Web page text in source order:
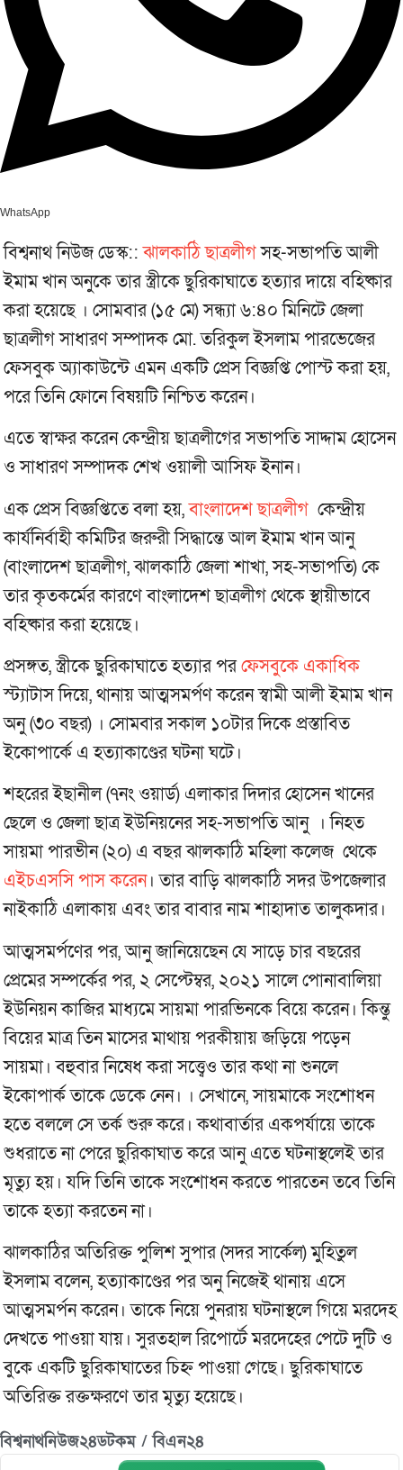
WhatsApp
বিশ্বনাথ নিউজ ডেস্ক::ঝালকাঠি ছাত্রলীগসহ-সভাপতি আলী
ইমাম খান অনুকে তার স্ত্রীকে ছুরিকাঘাতে হত্যার দায়ে বহিষ্কার
করা হয়েছে । সোমবার (১৫ মে) সন্ধ্যা ৬:৪০ মিনিটে জেলা
ছাত্রলীগ সাধারণ সম্পাদক মো. তরিকুল ইসলাম পারভেজের
ফেসবুক অ্যাকাউন্টে এমন একটি প্রেস বিজ্ঞপ্তি পোস্ট করা হয়,
পরে তিনি ফোনে বিষয়টি নিশ্চিত করেন।
এতে স্বাক্ষর করেন কেন্দ্রীয় ছাত্রলীগের সভাপতি সাদ্দাম হোসেন
ও সাধারণ সম্পাদক শেখ ওয়ালী আসিফ ইনান।
এক প্রেস বিজ্ঞপ্তিতে বলা হয়,বাংলাদেশ ছাত্রলীগ কেন্দ্রীয়
কার্যনির্বাহী কমিটির জরুরী সিদ্ধান্তে আল ইমাম খান আনু
(বাংলাদেশ ছাত্রলীগ, ঝালকাঠি জেলা শাখা, সহ-সভাপতি) কে
তার কৃতকর্মের কারণে বাংলাদেশ ছাত্রলীগ থেকে স্থায়ীভাবে
বহিষ্কার করা হয়েছে।
প্রসঙ্গত, স্ত্রীকে ছুরিকাঘাতে হত্যার পরফেসবুকে একাধিক
স্ট্যাটাস দিয়ে, থানায় আত্মসমর্পণ করেন স্বামী আলী ইমাম খান
অনু (৩০ বছর) । সোমবার সকাল ১০টার দিকে প্রস্তাবিত
ইকোপার্কে এ হত্যাকাণ্ডের ঘটনা ঘটে।
শহরের ইছানীল (৭নং ওয়ার্ড) এলাকার দিদার হোসেন খানের
ছেলে ও জেলা ছাত্র ইউনিয়নের সহ-সভাপতি আনু । নিহত
সায়মা পারভীন (২০) এ বছর ঝালকাঠি মহিলা কলেজ থেকে
এইচএসসি পাস করেন। তার বাড়ি ঝালকাঠি সদর উপজেলার
নাইকাঠি এলাকায় এবং তার বাবার নাম শাহাদাত তালুকদার।
আত্মসমর্পণের পর, আনু জানিয়েছেন যে সাড়ে চার বছরের
প্রেমের সম্পর্কের পর, ২ সেপ্টেম্বর, ২০২১ সালে পোনাবালিয়া
ইউনিয়ন কাজির মাধ্যমে সায়মা পারভিনকে বিয়ে করেন। কিন্তু
বিয়ের মাত্র তিন মাসের মাথায় পরকীয়ায় জড়িয়ে পড়েন
সায়মা। বহুবার নিষেধ করা সত্ত্বেও তার কথা না শুনলে
ইকোপার্ক তাকে ডেকে নেন। । সেখানে, সায়মাকে সংশোধন
হতে বললে সে তর্ক শুরু করে। কথাবার্তার একপর্যায়ে তাকে
শুধরাতে না পেরে ছুরিকাঘাত করে আনু এতে ঘটনাস্থলেই তার
মৃত্যু হয়। যদি তিনি তাকে সংশোধন করতে পারতেন তবে তিনি
তাকে হত্যা করতেন না।
ঝালকাঠির অতিরিক্ত পুলিশ সুপার (সদর সার্কেল) মুহিতুল
ইসলাম বলেন, হত্যাকাণ্ডের পর অনু নিজেই থানায় এসে
আত্মসমর্পন করেন। তাকে নিয়ে পুনরায় ঘটনাস্থলে গিয়ে মরদেহ
দেখতে পাওয়া যায়। সুরতহাল রিপোর্টে মরদেহের পেটে দুটি ও
বুকে একটি ছুরিকাঘাতের চিহ্ন পাওয়া গেছে। ছুরিকাঘাতে
অতিরিক্ত রক্তক্ষরণে তার মৃত্যু হয়েছে।
বিশ্বনাথনিউজ২৪ডটকম / বিএন২৪